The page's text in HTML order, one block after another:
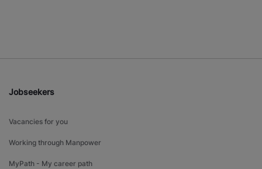
Jobseekers
Vacancies for you
Working through Manpower
MyPath - My career path